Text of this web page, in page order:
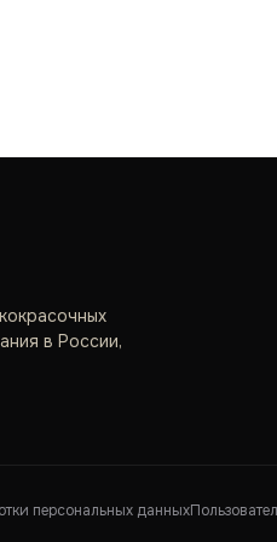
в России,
персональных данных